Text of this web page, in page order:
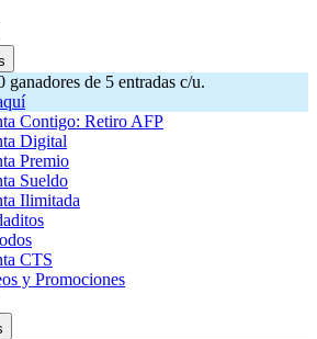
ganadores de 5 entradas c/u.
Contigo: Retiro AFP
Digital
Premio
Sueldo
Ilimitada
CTS
y Promociones